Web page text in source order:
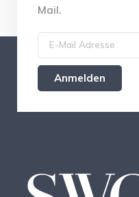
Mail.